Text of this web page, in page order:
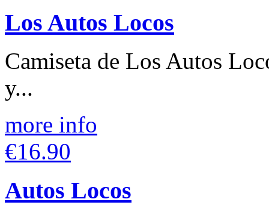
Los Autos Locos
Camiseta de Los Autos
y...
more info
€16.90
Autos Locos